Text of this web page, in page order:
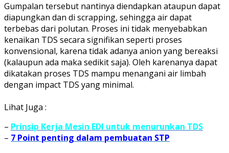
Gumpalan tersebut nantinya diendapkan ataupun dapat
diapungkan dan di scrapping, sehingga air dapat
terbebas dari polutan. Proses ini tidak menyebabkan
kenaikan TDS secara signifikan seperti proses
konvensional, karena tidak adanya anion yang bereaksi
(kalaupun ada maka sedikit saja). Oleh karenanya dapat
dikatakan proses TDS mampu menangani air limbah
dengan impact TDS yang minimal.
Lihat Juga :
– Prinsip Kerja Mesin EDI untuk menurunkan TDS
– 7 Point penting dalam pembuatan STP